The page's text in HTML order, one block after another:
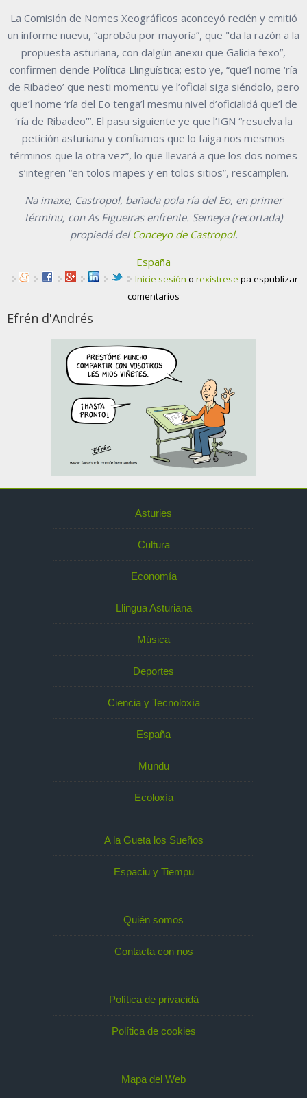
La Comisión de Nomes Xeográficos aconceyó recién y emitió
un informe nuevu, “aprobáu por mayoría”, que "da la razón a la
propuesta asturiana, con dalgún anexu que Galicia fexo”,
confirmen dende Política Llingüística; esto ye, “que’l nome ‘ría
de Ribadeo’ que nesti momentu ye l’oficial siga siéndolo, pero
que’l nome ‘ría del Eo tenga’l mesmu nivel d’oficialidá que’l de
‘ría de Ribadeo’”. El pasu siguiente ye que l’IGN “resuelva la
petición asturiana y confiamos que lo faiga nos mesmos
términos que la otra vez”, lo que llevará a que los dos nomes
s’integren “en tolos mapes y en tolos sitios”, rescamplen.
Na imaxe, Castropol, bañada pola ría del Eo, en primer
términu, con As Figueiras enfrente. Semeya (recortada)
propiedá del Conceyo de Castropol.
España
Inicie sesión o rexístrese pa espublizar
comentarios
Efrén d'Andrés
Asturies
Cultura
Economía
Llingua Asturiana
Música
Deportes
Ciencia y Tecnoloxía
España
Mundu
Ecoloxía
A la Gueta los Sueños
Espaciu y Tiempu
Quién somos
Contacta con nos
Política de privacidá
Política de cookies
Mapa del Web